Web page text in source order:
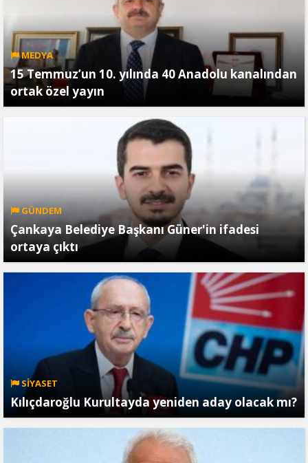
MEDYA
15 Temmuz’un 10. yılında 40 Anadolu kanalından
ortak özel yayın
GÜNDEM
Çankaya Belediye Başkanı Güner'in ifadesi
ortaya çıktı
SİYASET
Kılıçdaroğlu Kurultayda yeniden aday olacak mı?